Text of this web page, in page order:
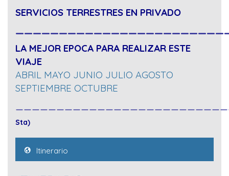
SERVICIOS TERRESTRES EN PRIVADO
LA MEJOR EPOCA PARA REALIZAR ESTE
VIAJE
ABRIL MAYO JUNIO JULIO AGOSTO
SEPTIEMBRE OCTUBRE
Sta)
Itinerario